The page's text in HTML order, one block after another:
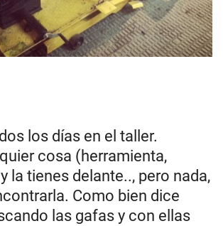
los días en el taller.
cosa (herramienta,
la tienes delante.., pero nada,
Como bien dice
las gafas y con ellas